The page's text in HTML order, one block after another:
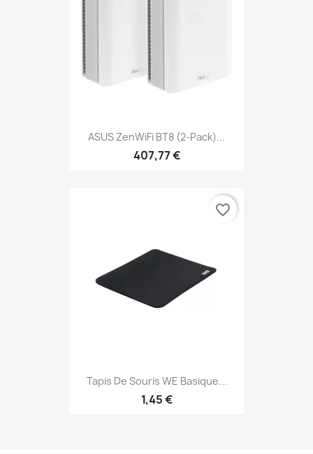
ASUS ZenWiFi BT8 (2-Pack)...
407,77 €
Tapis De Souris WE Basique...
1,45 €
favorite_border